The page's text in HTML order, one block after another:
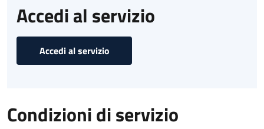
Accedi al servizio
Accedi al servizio
Condizioni di servizio